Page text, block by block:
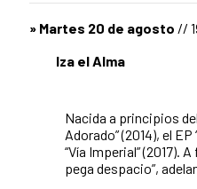
» Martes 20 de agosto //
Iza el Alma
Nacida a principios
Adorado” (2014), el
“Vía Imperial” (2017).
pega despacio”,